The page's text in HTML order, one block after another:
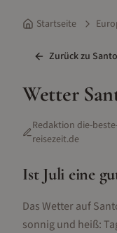
Startseite
Zurück zu
Wetter
Redaktion die-
reisezeit.de
Ist Juli eine
Das Wetter auf
sonnig und heiß: